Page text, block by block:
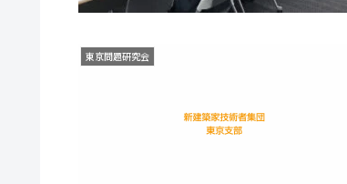
東京問題研究会